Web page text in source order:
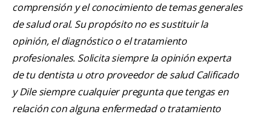
comprensión y el conocimiento de temas generales
de salud oral. Su propósito no es sustituir la
opinión, el diagnóstico o el tratamiento
profesionales. Solicita siempre la opinión experta
de tu dentista u otro proveedor de salud Calificado
y Dile siempre cualquier pregunta que tengas en
relación con alguna enfermedad o tratamiento